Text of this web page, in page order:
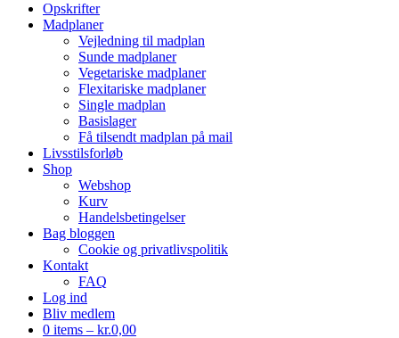
Opskrifter
Madplaner
Vejledning til madplan
Sunde madplaner
Vegetariske madplaner
Flexitariske madplaner
Single madplan
Basislager
Få tilsendt madplan på mail
Livsstilsforløb
Shop
Webshop
Kurv
Handelsbetingelser
Bag bloggen
Cookie og privatlivspolitik
Kontakt
FAQ
Log ind
Bliv medlem
0 items – kr.0,00